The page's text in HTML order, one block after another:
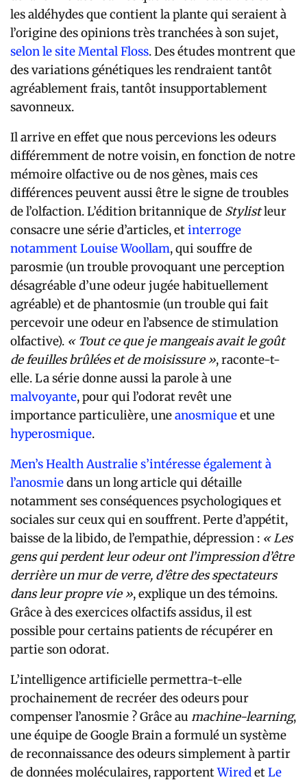
les aldéhydes que contient la plante qui seraient à
l’origine des opinions très tranchées à son sujet,
selon le site Mental Floss. Des études montrent que
des variations génétiques les rendraient tantôt
agréablement frais, tantôt insupportablement
savonneux.
Il arrive en effet que nous percevions les odeurs
différemment de notre voisin, en fonction de notre
mémoire olfactive ou de nos gènes, mais ces
différences peuvent aussi être le signe de troubles
de l’olfaction. L’édition britannique de Stylistleur
consacre une série d’articles, etinterroge
notamment Louise Woollam, qui souffre de
parosmie (un trouble provoquant une perception
désagréable d’une odeur jugée habituellement
agréable) et de phantosmie (un trouble qui fait
percevoir une odeur en l’absence de stimulation
olfactive). « Tout ce que je mangeais avait le goût
de feuilles brûlées et de moisissure », raconte-t-
elle. La série donne aussi la parole à une
malvoyante, pour qui l’odorat revêt une
importance particulière,uneanosmiqueet une
hyperosmique.
Men’s Health Australie s’intéresse également à
l’anosmiedans un long article qui détaille
notamment ses conséquences psychologiques et
sociales sur ceux qui en souffrent. Perte d’appétit,
baisse de la libido, de l’empathie, dépression : « Les
gens qui perdent leur odeur ont l’impression d’être
derrière un mur de verre, d’être des spectateurs
dans leur propre vie », explique un des témoins.
Grâce à des exercices olfactifs assidus, il est
possible pour certains patients de récupérer en
partie son odorat.
L’intelligence artificielle permettra-t-elle
prochainement de recréer des odeurs pour
compenser l’anosmie ? Grâce au machine-learning,
une équipe de Google Brain a formulé un système
de reconnaissance des odeurs simplement à partir
de données moléculaires, rapportentWiredetLe